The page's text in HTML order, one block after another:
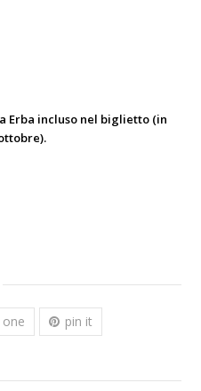
Erba incluso nel biglietto (in
one pin it